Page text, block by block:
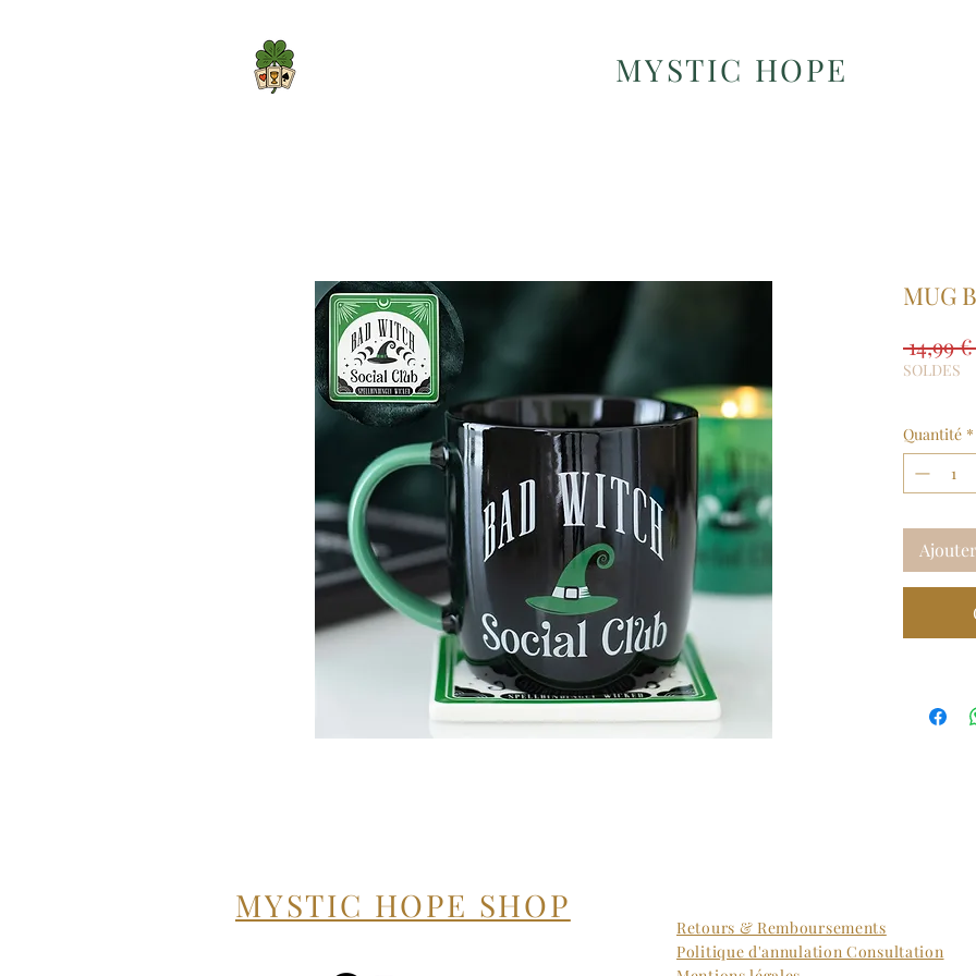
MYSTIC HOPE
MUG
14,99
SOLDES
Quantité *
MYSTIC HOPE SHOP
Retours & Remboursements
Politique d'annulation Consultation